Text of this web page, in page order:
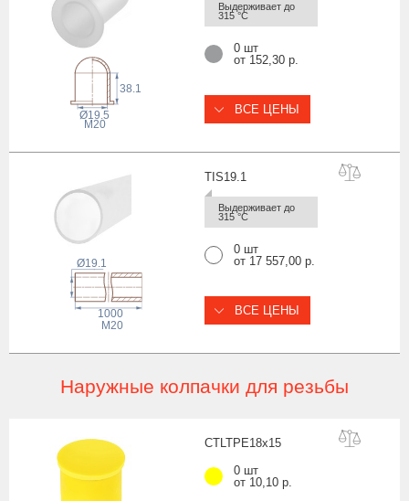
Выдерживает до
315 °С
38.1
Ø19.5
M20
0 шт
от 152,30 р.
ВСЕ ЦЕНЫ
TIS19.1
Выдерживает до
315 °С
1000
Ø19.1
M20
0 шт
от 17 557,00 р.
ВСЕ ЦЕНЫ
Наружные колпачки для резьбы
CTLTPE18x15
0 шт
от 10,10 р.